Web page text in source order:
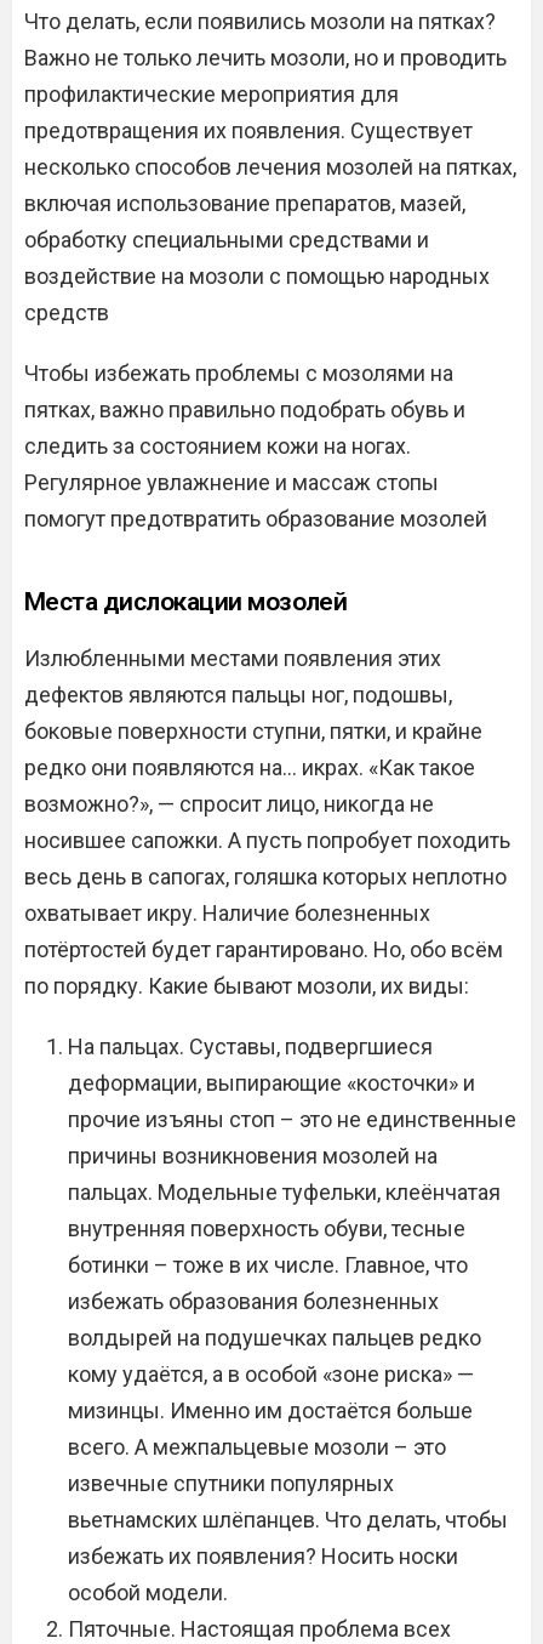
Что делать, если появились мозоли на пятках?
Важно не только лечить мозоли, но и проводить
профилактические мероприятия для
предотвращения их появления. Существует
несколько способов лечения мозолей на пятках,
включая использование препаратов, мазей,
обработку специальными средствами и
воздействие на мозоли с помощью народных
средств
Чтобы избежать проблемы с мозолями на
пятках, важно правильно подобрать обувь и
следить за состоянием кожи на ногах.
Регулярное увлажнение и массаж стопы
помогут предотвратить образование мозолей
Места дислокации мозолей
Излюбленными местами появления этих
дефектов являются пальцы ног, подошвы,
боковые поверхности ступни, пятки, и крайне
редко они появляются на… икрах. «Как такое
возможно?», — спросит лицо, никогда не
носившее сапожки. А пусть попробует походить
весь день в сапогах, голяшка которых неплотно
охватывает икру. Наличие болезненных
потёртостей будет гарантировано. Но, обо всём
по порядку. Какие бывают мозоли, их виды:
На пальцах. Суставы, подвергшиеся
деформации, выпирающие «косточки» и
прочие изъяны стоп – это не единственные
причины возникновения мозолей на
пальцах. Модельные туфельки, клеёнчатая
внутренняя поверхность обуви, тесные
ботинки – тоже в их числе. Главное, что
избежать образования болезненных
волдырей на подушечках пальцев редко
кому удаётся, а в особой «зоне риска» —
мизинцы. Именно им достаётся больше
всего. А межпальцевые мозоли – это
извечные спутники популярных
вьетнамских шлёпанцев. Что делать, чтобы
избежать их появления? Носить носки
особой модели.
Пяточные. Настоящая проблема всех